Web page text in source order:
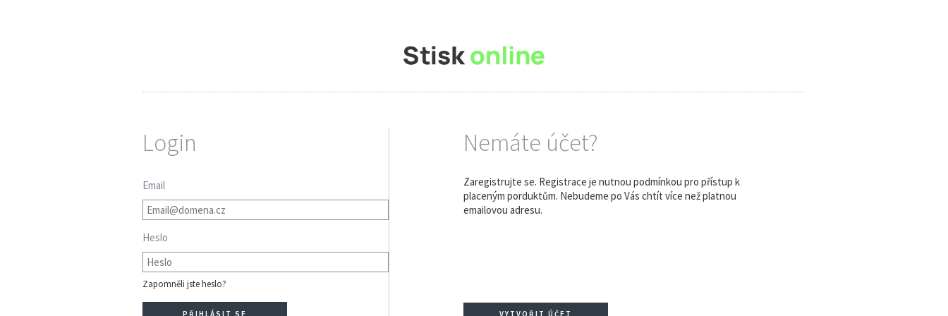
Login
Email
Heslo
Zapomněli jste heslo?
Nemáte účet?
Zaregistrujte se. Registrace je nutnou podmínkou pro přístup k
placeným porduktům. Nebudeme po Vás chtít více než platnou
emailovou adresu.
VYTVOŘIT ÚČET